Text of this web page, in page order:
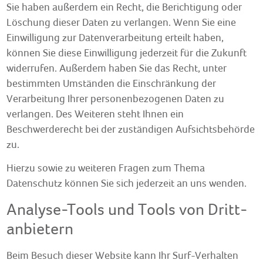
Sie haben außerdem ein Recht, die Berichtigung oder
Löschung dieser Daten zu verlangen. Wenn Sie eine
Einwilligung zur Datenverarbeitung erteilt haben,
können Sie diese Einwilligung jederzeit für die Zukunft
widerrufen. Außerdem haben Sie das Recht, unter
bestimmten Umständen die Einschränkung der
Verarbeitung Ihrer personenbezogenen Daten zu
verlangen. Des Weiteren steht Ihnen ein
Beschwerderecht bei der zuständigen Aufsichtsbehörde
zu.
Hierzu sowie zu weiteren Fragen zum Thema
Datenschutz können Sie sich jederzeit an uns wenden.
Analyse-Tools und Tools von Dritt­
anbietern
Beim Besuch dieser Website kann Ihr Surf-Verhalten